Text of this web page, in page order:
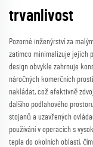
trvanlivost
Pozorné inženýrství za
zatímco minimalizuje jejich
design obvykle zahrnuje
náročných komerčních
nakládat, což efektivně
dalšího podlahového
stojanů a uzavřených
používání v operacích s
tepla do okolních oblastí,